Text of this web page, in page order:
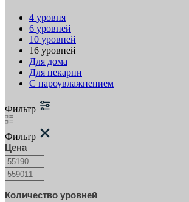
4 уровня
6 уровней
10 уровней
16 уровней
Для дома
Для пекарни
С пароувлажнением
Фильтр
Фильтр
Цена
Количество уровней